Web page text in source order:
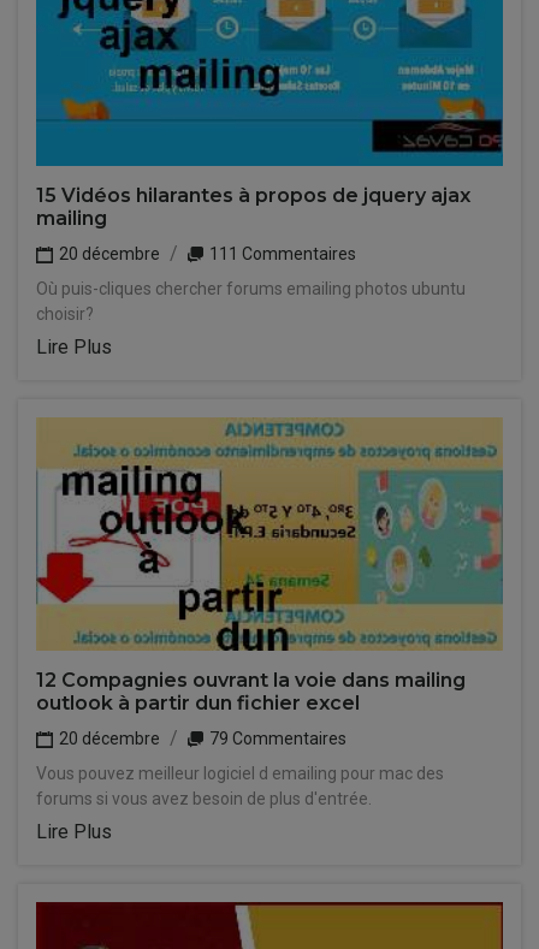
15 Vidéos hilarantes à propos de jquery ajax
mailing
20 décembre
111 Commentaires
Où puis-cliques chercher forums emailing photos ubuntu
choisir?
Lire Plus
12 Compagnies ouvrant la voie dans mailing
outlook à partir dun fichier excel
20 décembre
79 Commentaires
Vous pouvez meilleur logiciel d emailing pour mac des
forums si vous avez besoin de plus d'entrée.
Lire Plus